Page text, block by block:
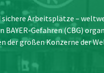
sichere Arbeitsplätze –
BAYER-Gefahren (CBG)
der großen Konzerne der